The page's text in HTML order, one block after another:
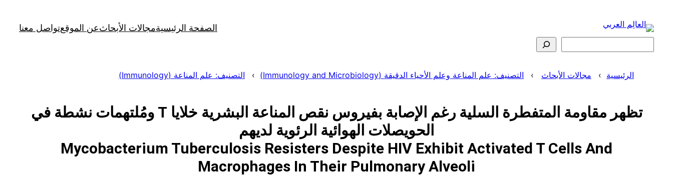
المحتوى
الصفحة الرئيسيةمجالات الأبحاثعن الموقعتواصل معنا
الرئيسية مجالات الأبحاث التصنيف: علم المناعة وعلم الأحياء الدقيقة (Immunology and Microbiology) التصنيف: علم المناعة (Immunology)
تظهر مقاومة المتفطرة السلية رغم الإصابة بفيروس نقص المناعة البشرية خلايا T ومُلتهمات نشطة في
الحويصلات الهوائية الرئوية لديهم
Mycobacterium Tuberculosis Resisters Despite HIV Exhibit Activated T Cells And
Macrophages In Their Pulmonary Alveoli